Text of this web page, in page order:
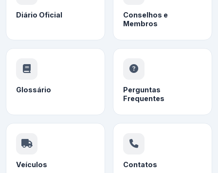
Diário Oficial
Conselhos e
Membros
Glossário
Perguntas
Frequentes
Veículos Contatos